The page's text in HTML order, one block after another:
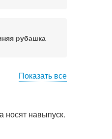
рубашка
Показать все
носят навыпуск.